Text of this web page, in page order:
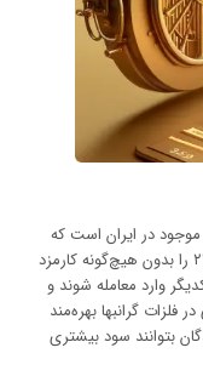
موجود در ایران است که
به کاربران امکان معامله طلای ١٨ و ٢٤ عیار و نقره ٢٤ را بدون هیچ‌گونه کارمزد
وارد معامله شوند و
فلزات گرانبها بهره‌مند
بتوانند سود بیشتری